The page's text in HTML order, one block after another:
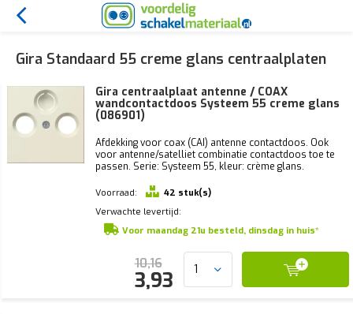
Gira Standaard 55 creme glans centraalplaten
Gira centraalplaat antenne / COAX
wandcontactdoos Systeem 55 creme glans
(086901)
Afdekking voor coax (CAI) antenne contactdoos. Ook
voor antenne/satelliet combinatie contactdoos toe te
passen. Serie: Systeem 55, kleur: crème glans.
Voorraad:
42 stuk(s)
Verwachte levertijd:
Voor maandag 21u besteld, dinsdag in huis*
10,16
3,93